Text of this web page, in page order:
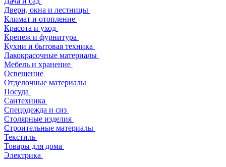
Двери, окна и лестницы
Климат и отопление
Красота и уход
Крепеж и фурнитура
Кухни и бытовая техника
Лакокрасочные материалы
Мебель и хранение
Освещение
Отделочные материалы
Посуда
Сантехника
Спецодежда и сиз
Столярные изделия
Строительные материалы
Текстиль
Товары для дома
Электрика